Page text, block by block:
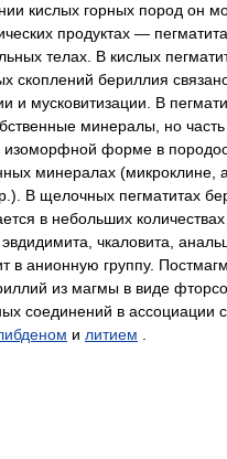
кислых горных пород он
продуктах —
телах. В кислых
скоплений бериллия
и мусковитизации. В
минералы, но
изоморфной форме в
минералах (микроклине,
В щелочных пегматитах
в небольших
чкаловита,
в анионную группу.
из магмы в виде
соединений в ассоциации с
и литием